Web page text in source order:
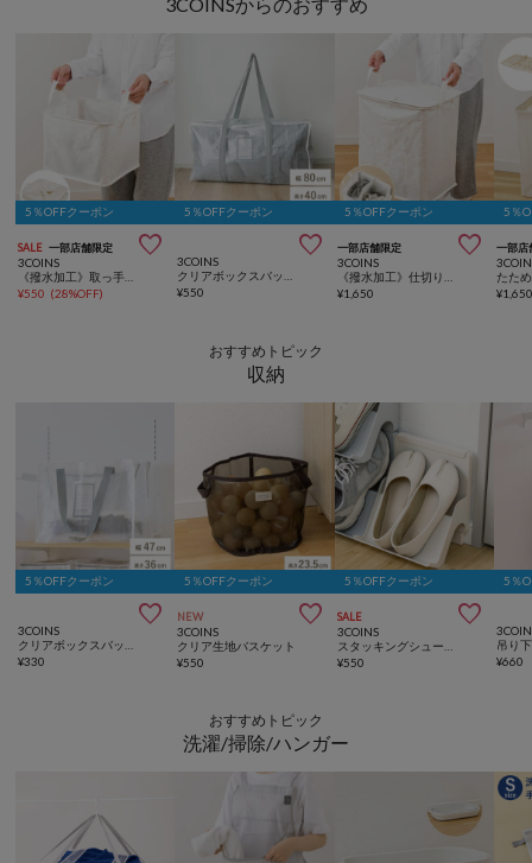
5％OFFクーポン
SALE 一部店舗限定 
3COINS
¥550 (28%OFF)
5％OFFクーポン

3COINS
¥550
5％OFFクーポン
一部店舗限定 
3COINS
¥1,650
5％
一部店
¥
おすすめトピック
収納
5％OFFクーポン

3COINS
¥330
5％OFFクーポン
NEW 
3COINS
クリア生地バスケット
¥550
5％OFFクーポン
SALE 
3COINS
¥550
5％
¥660
おすすめトピック
洗濯/掃除/ハンガー